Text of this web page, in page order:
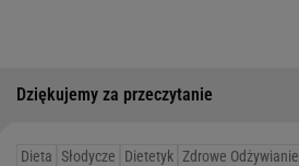
Dziękujemy za przeczytanie
Dieta Słodycze Dietetyk Zdrowe Odżywianie